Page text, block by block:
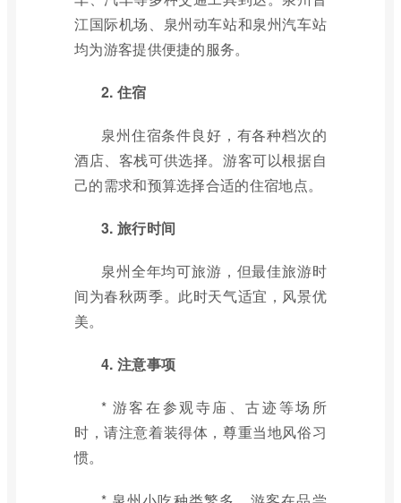
江国际机场、泉州动车站和泉州汽车站
均为游客提供便捷的服务。
2. 住宿
泉州住宿条件良好，有各种档次的
酒店、客栈可供选择。游客可以根据自
己的需求和预算选择合适的住宿地点。
3. 旅行时间
泉州全年均可旅游，但最佳旅游时
间为春秋两季。此时天气适宜，风景优
美。
4. 注意事项
* 游客在参观寺庙、古迹等场所
时，请注意着装得体，尊重当地风俗习
惯。